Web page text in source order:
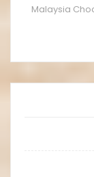
Malaysia